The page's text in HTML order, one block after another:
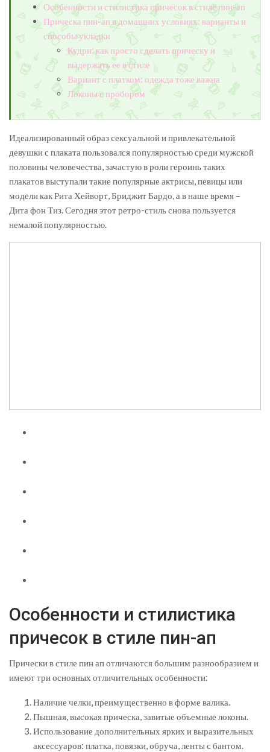
Особенности и стилистика причесок в стиле пин-ап
Прическа пин-ап в домашних условиях: варианты и
способы укладки
Кудри: как просто сделать прическу и
выдержать ее в стиле
Вариант с платком: одежда тоже важна
Локоны с пробором
Идеализированный образ сексуальной и привлекательной
девушки с плаката пользовался популярностью среди мужской
половины человечества, зачастую в роли героинь таких
плакатов выступали такие популярные актрисы, певицы или
модели как Рита Хейворт, Бриджит Бардо, а в наше время –
Дита фон Тиз. Сегодня этот ретро-стиль снова пользуется
немалой популярностью.
Особенности и стилистика
причесок в стиле пин-ап
Прически в стиле пин ап отличаются большим разнообразием и
имеют три основных отличительных особенности:
Наличие челки, преимущественно в форме валика.
Пышная, высокая прическа, завитые объемные локоны.
Использование дополнительных ярких и выразительных
аксессуаров: платка, повязки, обруча, ленты с бантом.